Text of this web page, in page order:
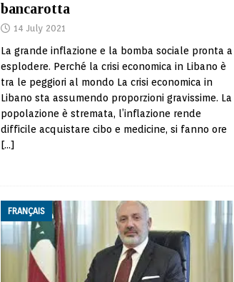
bancarotta
14 July 2021
La grande inflazione e la bomba sociale pronta a
esplodere. Perché la crisi economica in Libano è
tra le peggiori al mondo La crisi economica in
Libano sta assumendo proporzioni gravissime. La
popolazione è stremata, l’inflazione rende
difficile acquistare cibo e medicine, si fanno ore
[…]
FRANÇAIS